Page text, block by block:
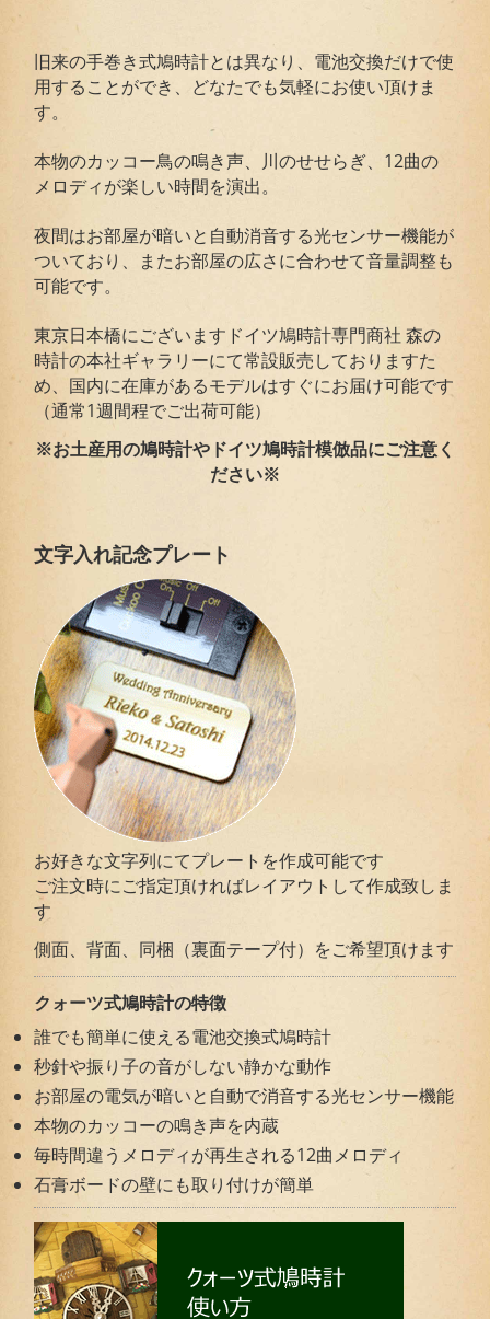
旧来の手巻き式鳩時計とは異なり、電池交換だけで使
用することができ、どなたでも気軽にお使い頂けま
す。
本物のカッコー鳥の鳴き声、川のせせらぎ、12曲の
メロディが楽しい時間を演出。
夜間はお部屋が暗いと自動消音する光センサー機能が
ついており、またお部屋の広さに合わせて音量調整も
可能です。
東京日本橋にございますドイツ鳩時計専門商社 森の
時計の本社ギャラリーにて常設販売しておりますた
め、国内に在庫があるモデルはすぐにお届け可能です
（通常1週間程でご出荷可能）
※お土産用の鳩時計やドイツ鳩時計模倣品にご注意く
ださい※
文字入れ記念プレート
お好きな文字列にてプレートを作成可能です
ご注文時にご指定頂ければレイアウトして作成致しま
す
側面、背面、同梱（裏面テープ付）をご希望頂けます
クォーツ式鳩時計の特徴
誰でも簡単に使える電池交換式鳩時計
秒針や振り子の音がしない静かな動作
お部屋の電気が暗いと自動で消音する光センサー機能
本物のカッコーの鳴き声を内蔵
毎時間違うメロディが再生される12曲メロディ
石膏ボードの壁にも取り付けが簡単